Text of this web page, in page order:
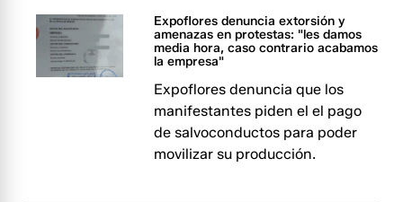
Expoflores denuncia extorsión y
amenazas en protestas: "les damos
media hora, caso contrario acabamos
la empresa"
Expoflores denuncia que los
manifestantes piden el el pago
de salvoconductos para poder
movilizar su producción.